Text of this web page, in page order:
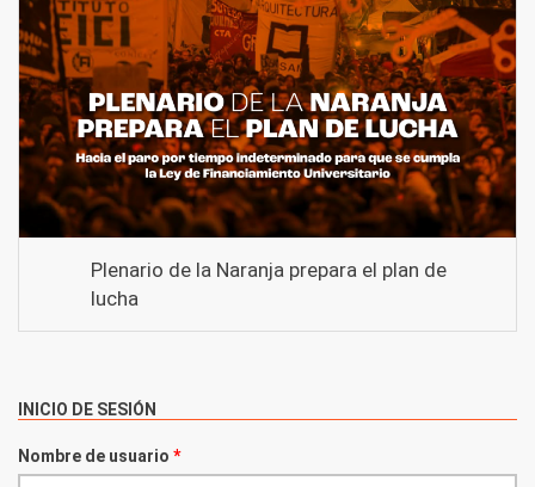
Plenario de la Naranja prepara el plan de
lucha
INICIO DE SESIÓN
Nombre de usuario *